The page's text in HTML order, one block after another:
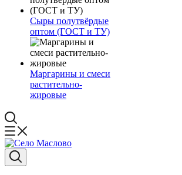
Сыры полутвёрдые
оптом (ГОСТ и ТУ)
Маргарины и смеси
растительно-
жировые